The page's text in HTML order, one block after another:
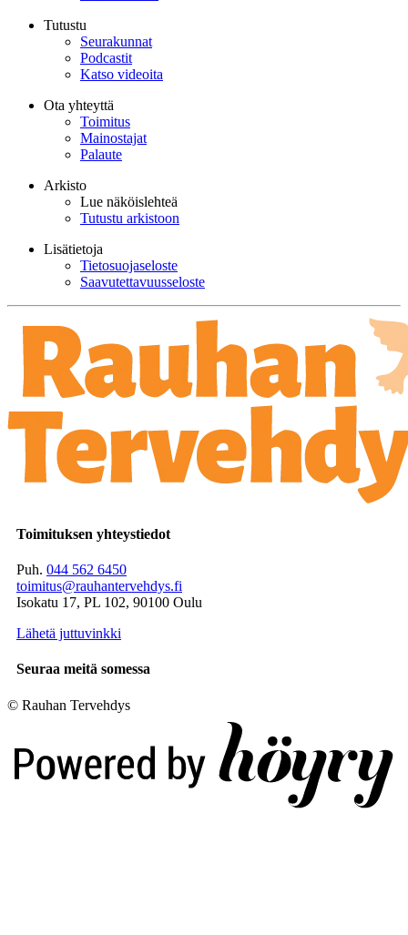
Tutustu
Seurakunnat
Podcastit
Katso videoita
Ota yhteyttä
Toimitus
Mainostajat
Palaute
Arkisto
Lue näköislehteä
Tutustu arkistoon
Lisätietoja
Tietosuojaseloste
Saavutettavuusseloste
Toimituksen yhteystiedot
Puh. 044 562 6450
toimitus@rauhantervehdys.fi
Isokatu 17, PL 102, 90100 Oulu
Lähetä juttuvinkki
Seuraa meitä somessa
© Rauhan Tervehdys